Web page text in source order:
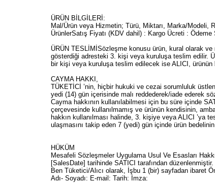
ÜRÜN BİLGİLERİ:
Mal/Ürün veya Hizmetin; Türü, Miktarı, Marka/Modeli,
ÜrünlerSatış Fiyatı (KDV dahil) : Kargo Ücreti :
ÜRÜN TESLİMİSözleşme konusu ürün, kural olarak
gösterdiği adresteki 3. kişi veya kuruluşa teslim edilir.
bir kişi veya kuruluşa teslim edilecek ise ALICI, ürünün
CAYMA HAKKI,
TÜKETİCİ ’nin, hiçbir hukuki ve cezai sorumluluk
yedi (14) gün içerisinde malı reddederek/iade ederek
Cayma hakkının kullanılabilmesi için bu süre içinde
çerçevesinde kullanılmamış ve ürünün kendisinin,
hakkın kullanılması halinde, 3. kişiye veya ALICI ’ya
ulaşmasını takip eden 7 (yedi) gün içinde ürün
HÜKÜM
Mesafeli Sözleşmeler Uygulama Usul Ve Esasları
[SalesDate] tarihinde SATICI tarafından düzenlenmiştir.
Ben Tüketici/Alıcı olarak, İşbu 1 (bir) sayfadan ibaret
Adı- Soyadı: E-mail: Tarih: İmza: